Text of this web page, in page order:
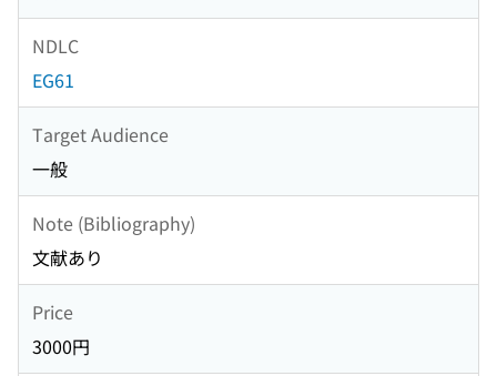
NDLC
EG61
Target Audience
一般
Note (Bibliography)
文献あり
Price
3000円